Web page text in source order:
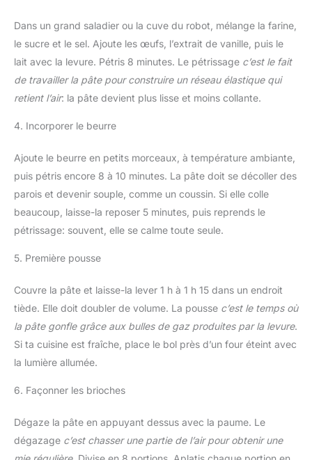
Dans un grand saladier ou la cuve du robot, mélange la farine,
le sucre et le sel. Ajoute les œufs, l’extrait de vanille, puis le
lait avec la levure. Pétris 8 minutes. Le pétrissage c’est le fait
de travailler la pâte pour construire un réseau élastique qui
retient l’air: la pâte devient plus lisse et moins collante.
4. Incorporer le beurre
Ajoute le beurre en petits morceaux, à température ambiante,
puis pétris encore 8 à 10 minutes. La pâte doit se décoller des
parois et devenir souple, comme un coussin. Si elle colle
beaucoup, laisse-la reposer 5 minutes, puis reprends le
pétrissage: souvent, elle se calme toute seule.
5. Première pousse
Couvre la pâte et laisse-la lever 1 h à 1 h 15 dans un endroit
tiède. Elle doit doubler de volume. La pousse c’est le temps où
la pâte gonfle grâce aux bulles de gaz produites par la levure.
Si ta cuisine est fraîche, place le bol près d’un four éteint avec
la lumière allumée.
6. Façonner les brioches
Dégaze la pâte en appuyant dessus avec la paume. Le
dégazage c’est chasser une partie de l’air pour obtenir une